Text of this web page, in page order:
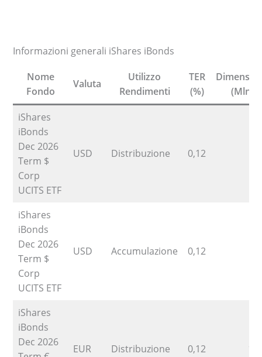
Informazioni generali iShares iBonds
Nome
Fondo
Valuta
Utilizzo
Rendimenti
TER
(%)
(Mln)
iShares
iBonds
Dec 2026
Term $
Corp
UCITS ETF
USD Distribuzione 0,12
iShares
iBonds
Dec 2026
Term $
Corp
UCITS ETF
USD Accumulazione 0,12
iShares
iBonds
Dec 2026
EUR Distribuzione 0,12